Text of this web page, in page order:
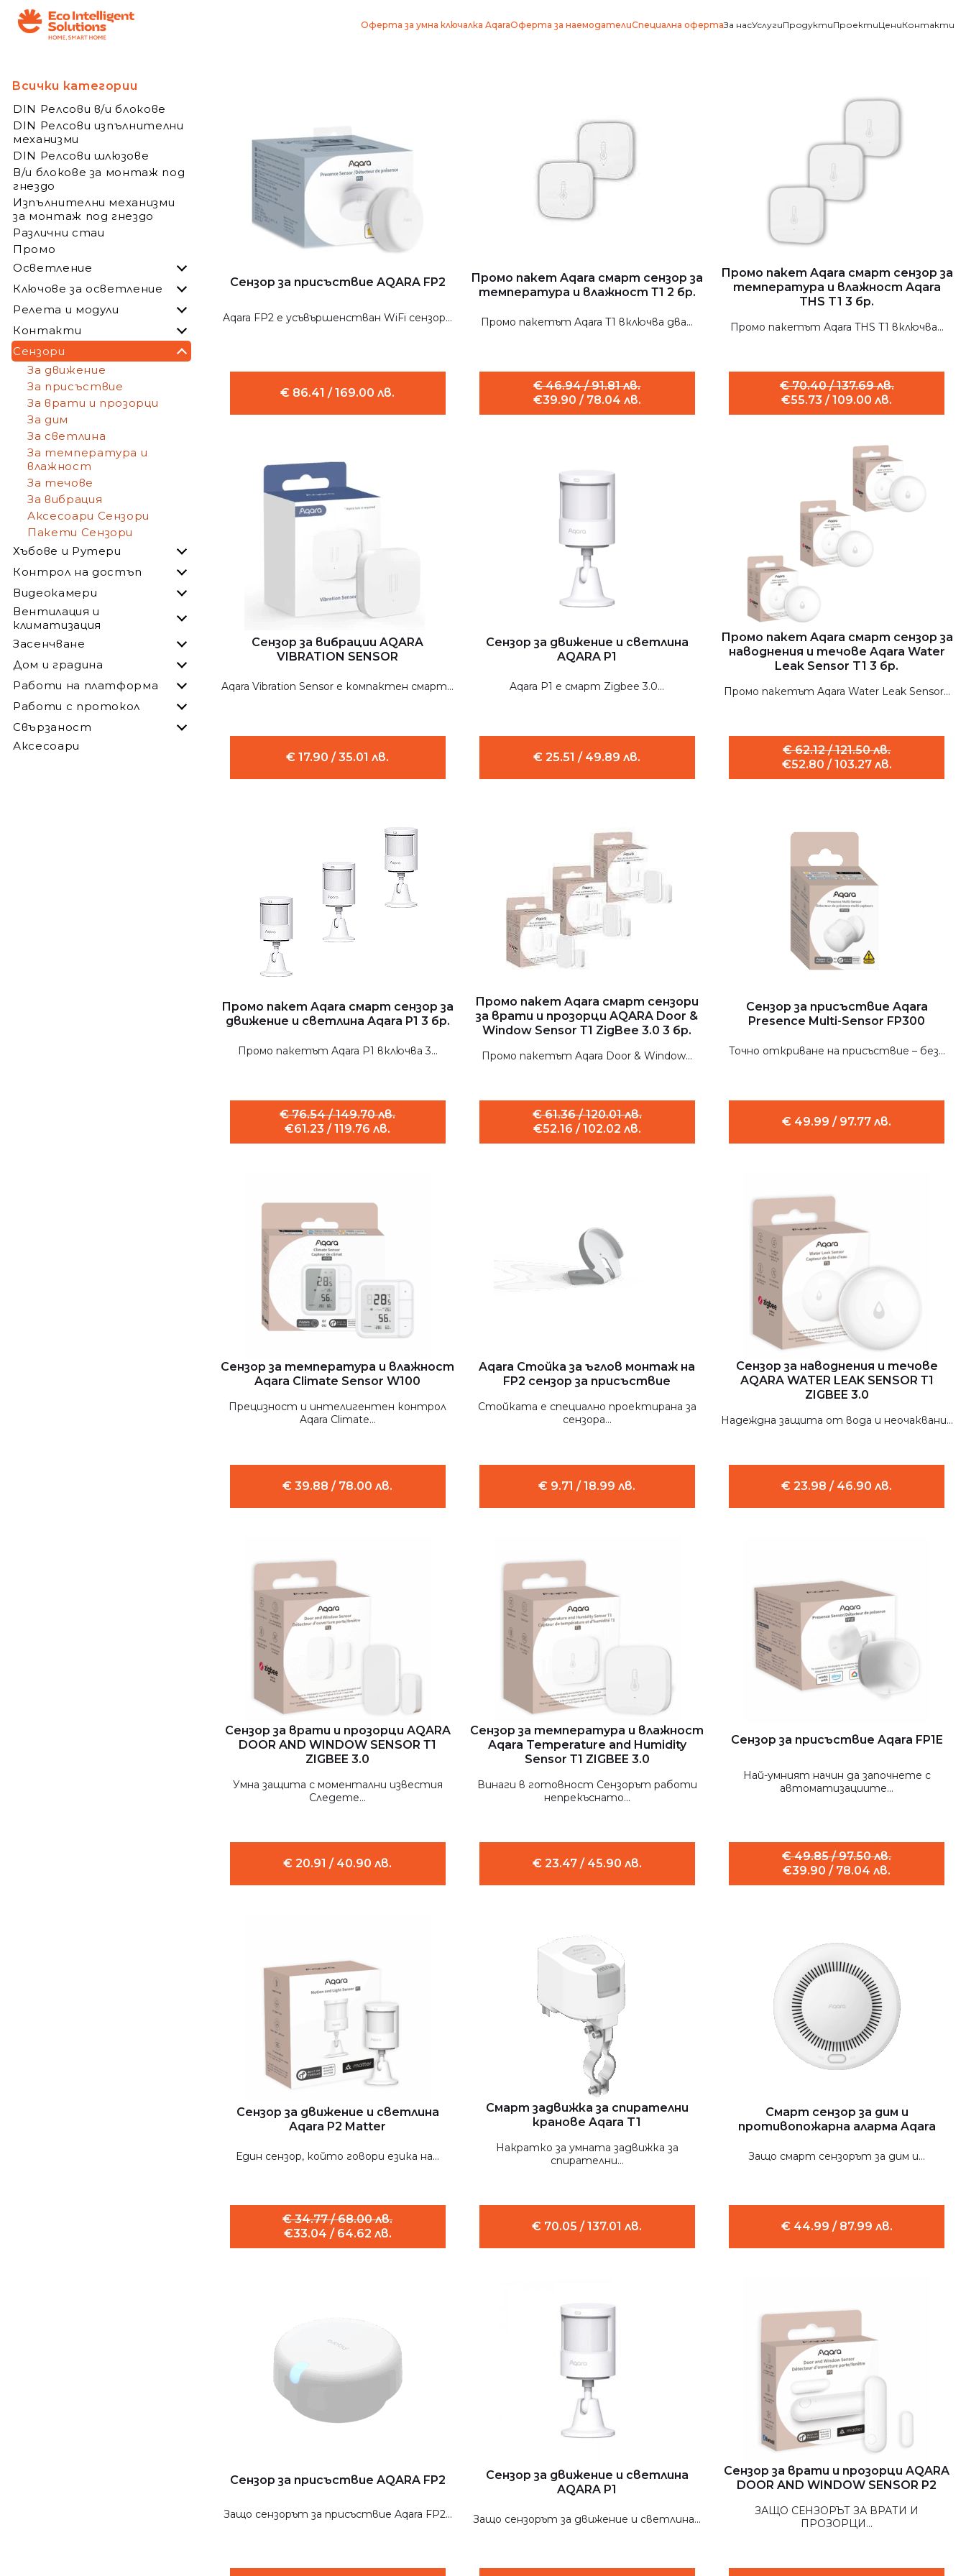
Оферта за умна ключалка AqaraОферта за наемодателиСпециална офертаЗа насУслугиПродуктиПроектиЦениКонтакти
Всички категории
DIN Релсови в/и блокове
DIN Релсови изпълнителни
механизми
DIN Релсови шлюзове
В/и блокове за монтаж под
гнездо
Изпълнителни механизми
за монтаж под гнездо
Различни стаи
Промо
Осветление
Ключове за осветление
Релета и модули
Контакти
Сензори
За движение
За присъствие
За врати и прозорци
За дим
За светлина
За температура и
влажност
За течове
За вибрация
Аксесоари Сензори
Пакети Сензори
Хъбове и Рутери
Контрол на достъп
Видеокамери
Вентилация и
климатизация
Засенчване
Дом и градина
Работи на платформа
Работи с протокол
Свързаност
Аксесоари
Сензор за присъствие AQARA FP2
Aqara FP2 е усъвършенстван WiFi сензор...
€ 86.41 / 169.00 лв.
Промо пакет Aqara смарт сензор за
температура и влажност Т1 2 бр.
Промо пакетът Aqara T1 включва два...
€ 46.94 / 91.81 лв.
€39.90 / 78.04 лв.
Промо пакет Aqara смарт сензор за
температура и влажност Aqara
THS T1 3 бр.
Промо пакетът Aqara THS T1 включва...
€ 70.40 / 137.69 лв.
€55.73 / 109.00 лв.
Сензор за вибрации AQARA
VIBRATION SENSOR
Aqara Vibration Sensor е компактен смарт...
€ 17.90 / 35.01 лв.
Сензор за движение и светлина
AQARA P1
Aqara P1 е смарт Zigbee 3.0...
€ 25.51 / 49.89 лв.
Промо пакет Aqara смарт сензор за
наводнения и течове Aqara Water
Leak Sensor T1 3 бр.
Промо пакетът Aqara Water Leak Sensor...
€ 62.12 / 121.50 лв.
€52.80 / 103.27 лв.
Промо пакет Aqara смарт сензор за
движение и светлина Aqara P1 3 бр.
Промо пакетът Aqara P1 включва 3...
€ 76.54 / 149.70 лв.
€61.23 / 119.76 лв.
Промо пакет Aqara смарт сензори
за врати и прозорци AQARA Door &
Window Sensor Т1 ZigBee 3.0 3 бр.
Промо пакетът Aqara Door & Window...
€ 61.36 / 120.01 лв.
€52.16 / 102.02 лв.
Сензор за присъствие Aqara
Presence Multi-Sensor FP300
Точно откриване на присъствие – без...
€ 49.99 / 97.77 лв.
Сензор за температура и влажност
Aqara Climate Sensor W100
Прецизност и интелигентен контрол
Aqara Climate...
€ 39.88 / 78.00 лв.
Aqara Стойка за ъглов монтаж на
FP2 сензор за присъствие
Стойката е специално проектирана за
сензора...
€ 9.71 / 18.99 лв.
Сензор за наводнения и течове
AQARA WATER LEAK SENSOR Т1
ZIGBEE 3.0
Надеждна защита от вода и неочаквани...
€ 23.98 / 46.90 лв.
Сензор за врати и прозорци AQARA
DOOR AND WINDOW SENSOR Т1
ZIGBEE 3.0
Умна защита с моментални известия
Следете...
€ 20.91 / 40.90 лв.
Сензор за температура и влажност
Aqara Temperature and Humidity
Sensor Т1 ZIGBEE 3.0
Винаги в готовност Сензорът работи
непрекъснато...
€ 23.47 / 45.90 лв.
Сензор за присъствие Aqara FP1E
Най-умният начин да започнете с
автоматизациите...
€ 49.85 / 97.50 лв.
€39.90 / 78.04 лв.
Сензор за движение и светлина
Aqara P2 Matter
Един сензор, който говори езика на...
€ 34.77 / 68.00 лв.
€33.04 / 64.62 лв.
Смарт задвижка за спирателни
кранове Aqara T1
Накратко за умната задвижка за
спирателни...
€ 70.05 / 137.01 лв.
Смарт сензор за дим и
противопожарна аларма Aqara
Защо смарт сензорът за дим и...
€ 44.99 / 87.99 лв.
Сензор за присъствие AQARA FP2
Защо сензорът за присъствие Aqara FP2...
Сензор за движение и светлина
AQARA P1
Защо сензорът за движение и светлина...
Сензор за врати и прозорци AQARA
DOOR AND WINDOW SENSOR P2
ЗАЩО СЕНЗОРЪТ ЗА ВРАТИ И
ПРОЗОРЦИ...